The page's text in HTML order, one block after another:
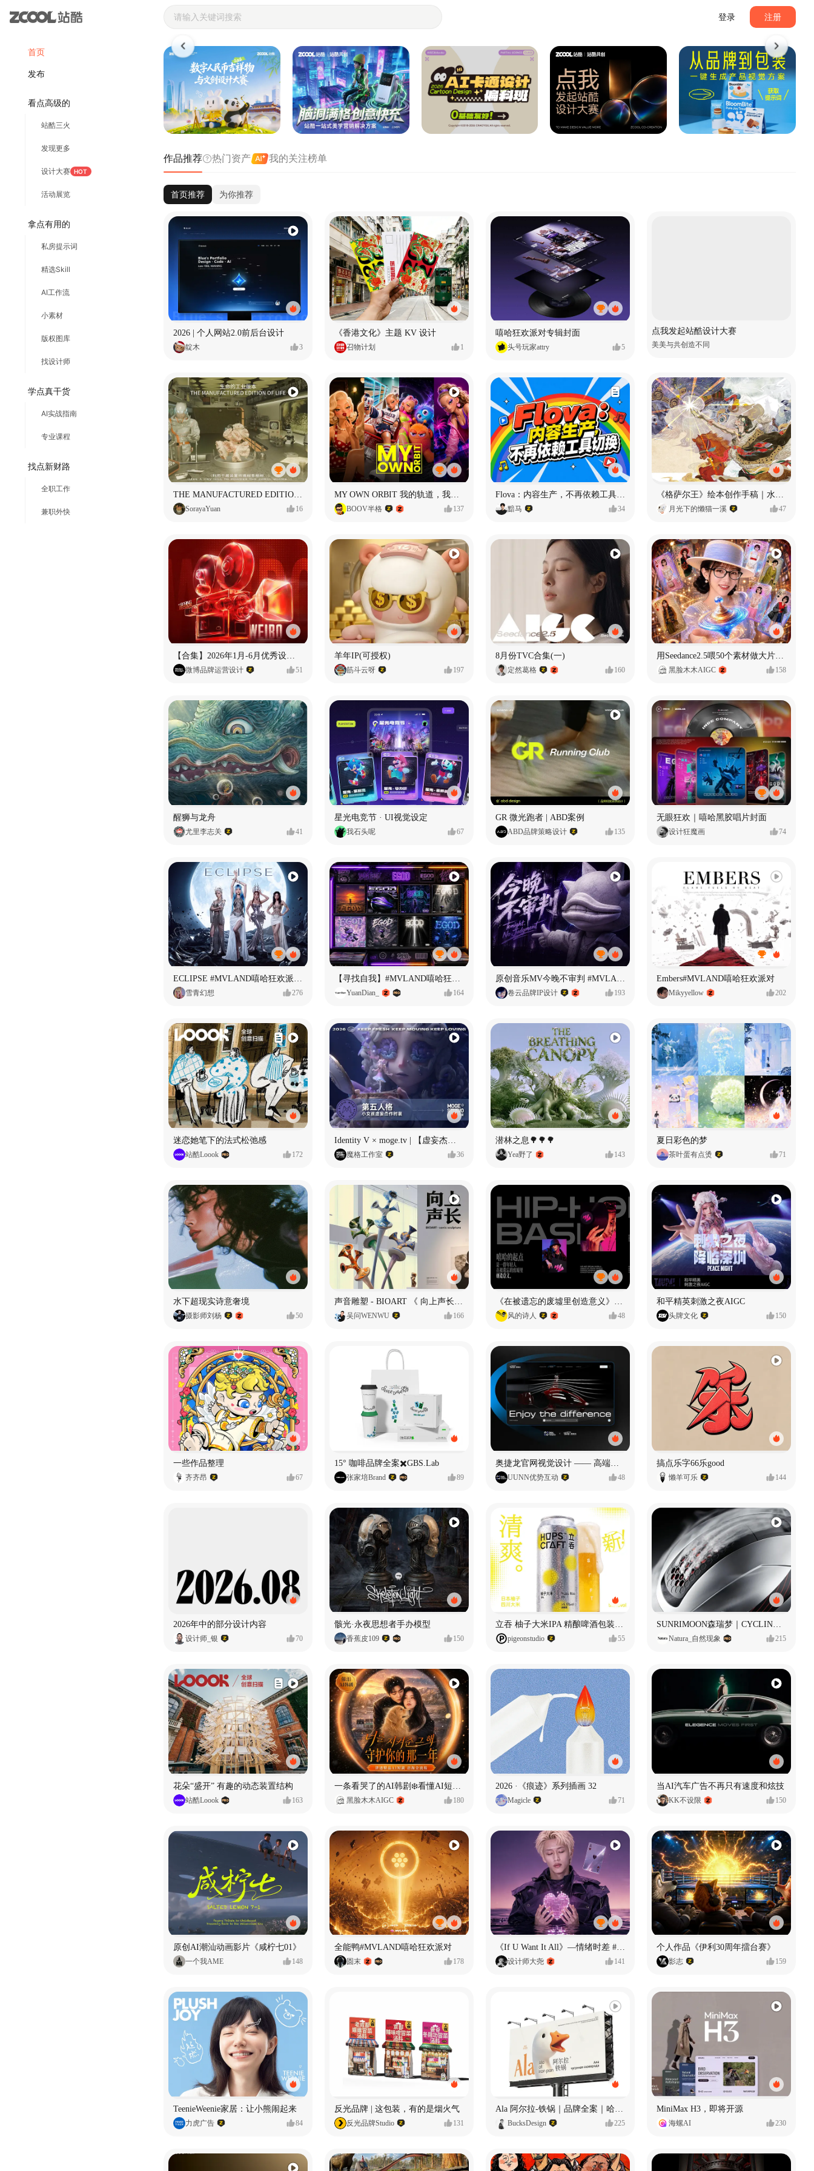
首页
发布
看点高级的
站酷三火
发现更多
设计大赛 HOT
活动展览
拿点有用的
私房提示词
精选Skill
AI工作流
小素材
版权图库
找设计师
学点真干货
AI实战指南
专业课程
找点新财路
全职工作
兼职外快
登录 注册
站酷ZCOOL - 设计师们都在站酷
作品推荐 热门资产 我的关注榜单
首页推荐 为你推荐
2026 | 个人网站2.0前后台设计
靛木 3
《香港文化》主题 KV 设计
召物计划 1
嘻哈狂欢派对专辑封面
头号玩家attry 5
点我发起站酷设计大赛
美美与共创造不同
SorayaYuan 16 BOOV半格 137 黯马 34 月光下的懒猫一溪 47
【合集】2026年1月-6月优秀设计作品（上）
微博品牌运营设计 51
羊年IP(可授权)
筋斗云呀 197
8月份TVC合集(一)
定然葛格 160
用Seedance2.5喂50个素材做大片（实操干货）
黑脸木木AIGC 158
醒狮与龙舟
尤里李志关 41
星光电竞节 · UI视觉设定
我石头呢 67
GR 微光跑者 | ABD案例
ABD品牌策略设计 135
无眼狂欢｜嘻哈黑胶唱片封面
设计狂魔画 74
ECLIPSE #MVLAND嘻哈狂欢派对 女团MV
雪青幻想 276
【寻找自我】#MVLAND嘻哈狂欢派对
YuanDian_ 164
原创音乐MV今晚不审判 #MVLAND嘻哈狂欢派对
卷云品牌IP设计 193
Embers#MVLAND嘻哈狂欢派对
Mikyyellow 202
迷恋她笔下的法式松弛感
站酷Loook 172 魔格工作室 36
潜林之息🌳🌳🌳
Yea野了 143
夏日彩色的梦
茶叶蛋有点烫 71
水下超现实诗意奢境
摄影师刘杨 50
声音雕塑 - BIOART 《 向上声长 》
吴问WENWU 166
《在被遗忘的废墟里创造意义》#MVLAND嘻哈狂欢派对
风的诗人 48
和平精英刺激之夜AIGC
头牌文化 150
一些作品整理
齐齐昂 67
15° 咖啡品牌全案✖️GBS.Lab
张家培Brand 89 UUNN优势互动 48
搞点乐字66乐good
懒羊可乐 144
2026年中的部分设计内容
设计师_银 70
骸光·永夜思想者手办模型
香蕉皮109 150
立吞 柚子大米IPA 精酿啤酒包装设计
pigeonstudio 55
SUNRIMOON森瑞梦｜CYCLING HELMET CG｜气动骑行头盔
Natura_自然现象 215
花朵“盛开” 有趣的动态装置结构
站酷Loook 163 黑脸木木AIGC 180
2026 ·《痕迹》系列插画 32
Magicle 71
当AI汽车广告不再只有速度和炫技
KK不设限 150
原创AI潮汕动画影片《咸柠七01》
一个我AME 148
全能鸭#MVLAND嘻哈狂欢派对
圆末 178
《If U Want It All》—情绪时差 #MVLAND嘻哈狂欢派对
设计师大尧 141
个人作品《伊利30周年擂台赛》
影志 159
TeenieWeenie家居：让小熊闹起来
力虎广告 84
反光品牌 | 这包装，有的是烟火气
反光品牌Studio 131 BucksDesign 225
MiniMax H3，即将开源
海螺AI 230